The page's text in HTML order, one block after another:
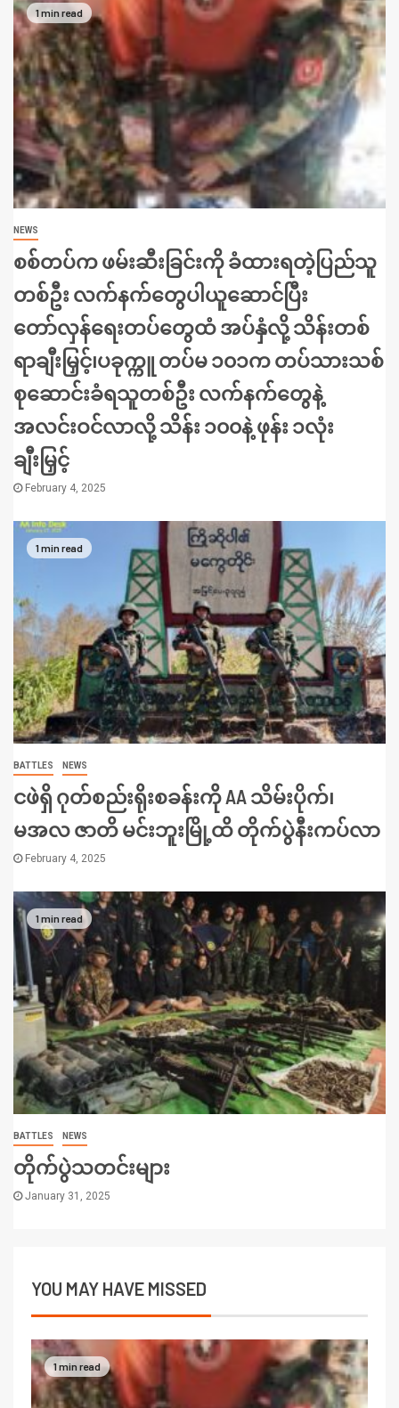
1 min read
NEWS
စစ်တပ်က ဖမ်းဆီးခြင်းကို ခံထားရတဲ့ပြည်သူ
တစ်ဦး လက်နက်တွေပါယူဆောင်ပြီး
တော်လှန်ရေးတပ်တွေထံ အပ်နှံလို့ သိန်းတစ်
ရာချီးမြှင့်၊ပခုက္ကူ တပ်မ ၁၀၁က တပ်သားသစ်
စုဆောင်းခံရသူတစ်ဦး လက်နက်တွေနဲ့
အလင်းဝင်လာလို့ သိန်း ၁၀၀နဲ့ ဖုန်း ၁လုံး
ချီးမြှင့်
February 4, 2025
1 min read
BATTLES NEWS
ငဖဲရှိ ဂုတ်စည်းရိုးစခန်းကို AA သိမ်းပိုက်၊
မအလ ဇာတိ မင်းဘူးမြို့ထိ တိုက်ပွဲနီးကပ်လာ
February 4, 2025
1 min read
BATTLES NEWS
တိုက်ပွဲသတင်းများ
January 31, 2025
YOU MAY HAVE MISSED
1 min read